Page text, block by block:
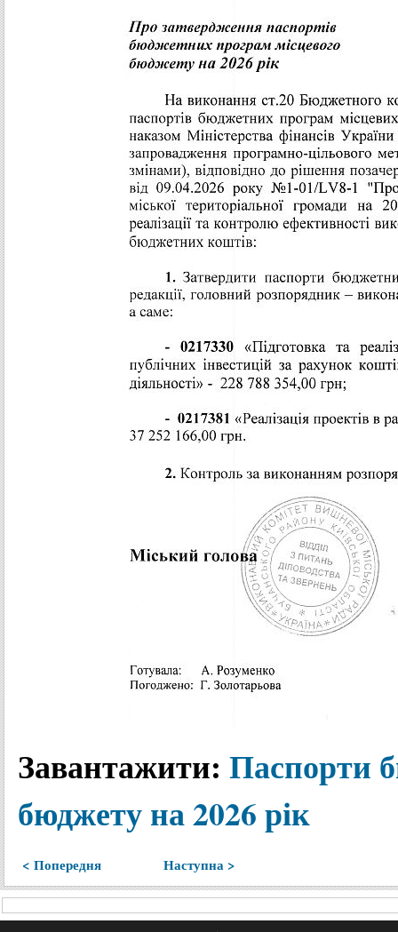
Завантажити: Паспорти
бюджету на 2026 рік
< Попередня Наступна >